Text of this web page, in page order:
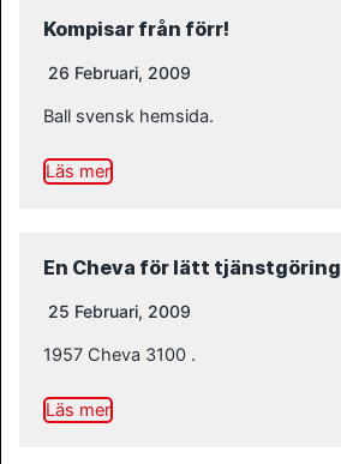
Kompisar från förr!
26 Februari, 2009
Ball svensk hemsida.
Läs mer
En Cheva för lätt tjänstgöring
25 Februari, 2009
1957 Cheva 3100 .
Läs mer